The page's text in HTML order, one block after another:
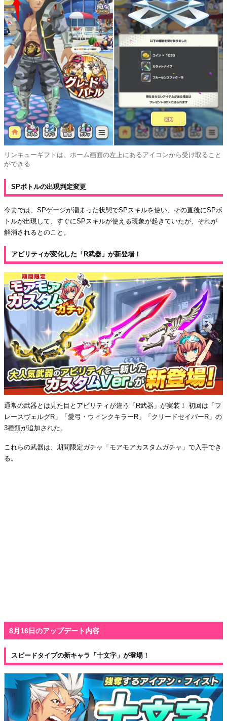
リンキューギフトは、ホーム画面の左上にあるアイコンから受け取ること
ができる
SPボトルの出現判定変更
今までは、SPゲージが溜まった状態でSPスキルを使い、その直後にSPボ
トルが出現して、すぐにSPスキルが使える現象が起きていたが、それが
解消されるとのこと。
アビリティが変化した「R武器」が新登場！
通常の武器とは見た目とアビリティが違う「R武器」が実装！ 初回は「フ
レースヴェルグR」「愛弓・ウィンクキラーR」「クリードセイバーR」の
3種類が追加された。
これらの武器は、期間限定ガチャ「モアモアカスタムガチャ」で入手でき
る。
8月16日のアップデート内容
スピードタイプの新キャラ「十文字」が登場！